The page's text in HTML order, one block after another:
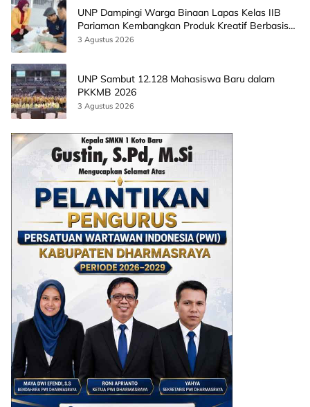
UNP Dampingi Warga Binaan Lapas Kelas IIB
Pariaman Kembangkan Produk Kreatif Berbasis
AI
3 Agustus 2026
UNP Sambut 12.128 Mahasiswa Baru dalam
PKKMB 2026
3 Agustus 2026